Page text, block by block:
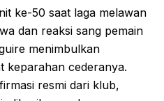
ke-50 saat laga melawan
dan reaksi sang pemain
menimbulkan
keparahan cederanya.
resmi dari klub,